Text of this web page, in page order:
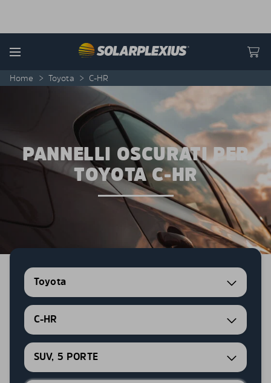
Menu
Home > Toyota > C-HR
PANNELLI OSCURATI PER
TOYOTA C-HR
Toyota
C-HR
SUV, 5 PORTE